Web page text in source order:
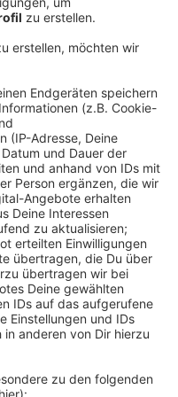
mit.
zweite Bauabschnitt.
6 Kilometern wird ein
entstehen neue